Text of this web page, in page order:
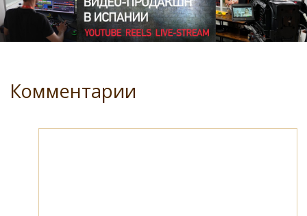
Комментарии